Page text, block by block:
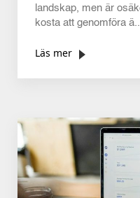
landskap, men är
kosta att genomföra
Läs mer